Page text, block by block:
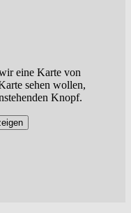
eine Karte von
sehen wollen,
Knopf.